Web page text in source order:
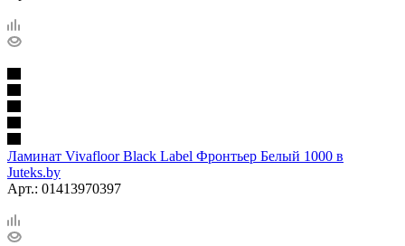
Ламинат Vivafloor Black Label Фронтьер Белый 1000 в
Juteks.by
Арт.: 01413970397